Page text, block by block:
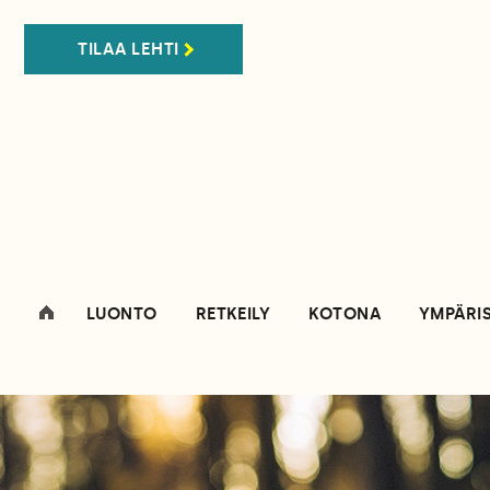
TILAA LEHTI
LUONTO RETKEILY KOTONA